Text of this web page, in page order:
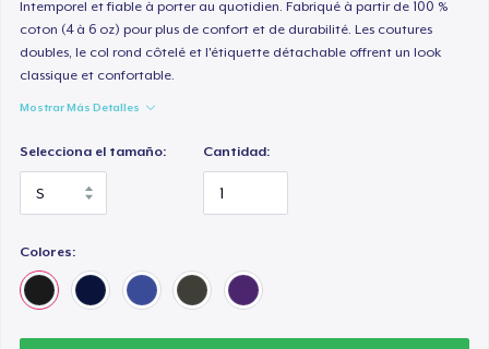
Intemporel et fiable à porter au quotidien. Fabriqué à partir de 100 %
coton (4 à 6 oz) pour plus de confort et de durabilité. Les coutures
doubles, le col rond côtelé et l'étiquette détachable offrent un look
classique et confortable.
Mostrar Más Detalles
Selecciona el tamaño: Cantidad:
Colores: